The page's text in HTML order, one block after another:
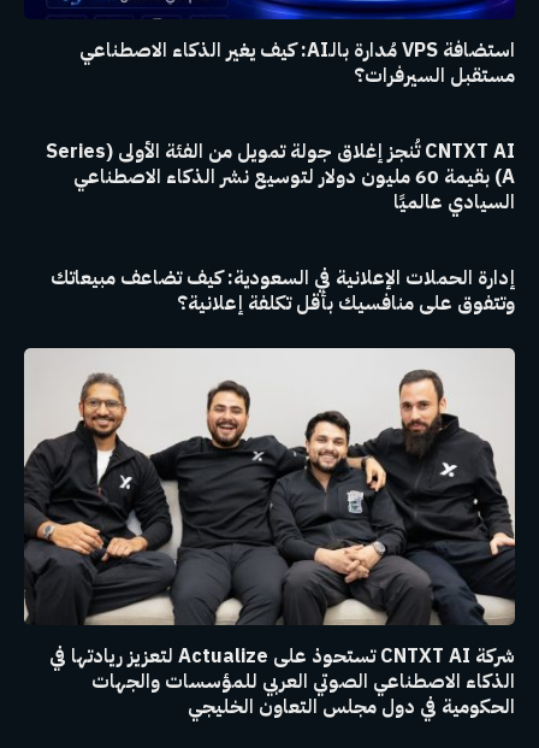
استضافة VPS مُدارة بالـAI: كيف يغير الذكاء الاصطناعي
مستقبل السيرفرات؟
CNTXT AI تُنجز إغلاق جولة تمويل من الفئة الأولى (Series
A) بقيمة 60 مليون دولار لتوسيع نشر الذكاء الاصطناعي
السيادي عالميًا
إدارة الحملات الإعلانية في السعودية: كيف تضاعف مبيعاتك
وتتفوق على منافسيك بأقل تكلفة إعلانية؟
شركة CNTXT AI تستحوذ على Actualize لتعزيز ريادتها في
الذكاء الاصطناعي الصوتي العربي للمؤسسات والجهات
الحكومية في دول مجلس التعاون الخليجي